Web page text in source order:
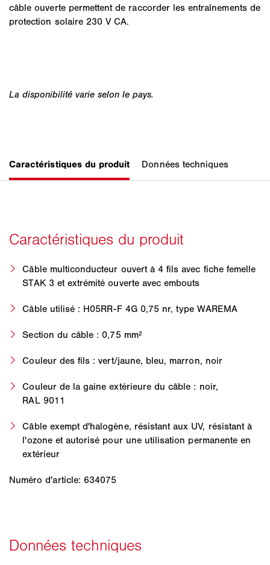
câble ouverte permettent de raccorder les entraînements de
protection solaire 230 V CA.
Câble multiconducteur ouvert à 4 fils avec fiche femelle
STAK 3 et extrémité ouverte avec embouts
Câble utilisé : H05RR-F 4G 0,75 nr, type WAREMA
Section du câble : 0,75 mm²
Couleur des fils : vert/jaune, bleu, marron, noir
Couleur de la gaine extérieure du câble : noir,
RAL 9011
Câble exempt d'halogène, résistant aux UV, résistant à
l'ozone et autorisé pour une utilisation permanente en
extérieur
Numéro d'article: 634075